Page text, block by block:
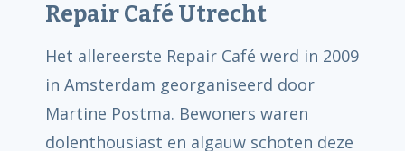
Repair Café Utrecht
Het allereerste Repair Café werd in 2009
in Amsterdam georganiseerd door
Martine Postma. Bewoners waren
dolenthousiast en algauw schoten deze